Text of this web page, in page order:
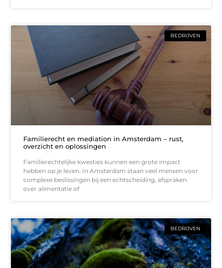
BEDRIJVEN
Familierecht en mediation in Amsterdam – rust,
overzicht en oplossingen
Familierechtelijke kwesties kunnen een grote impact
hebben op je leven. In Amsterdam staan veel mensen voor
complexe beslissingen bij een echtscheiding, afspraken
over alimentatie of
BEDRIJVEN